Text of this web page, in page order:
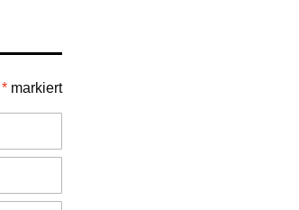
* markiert